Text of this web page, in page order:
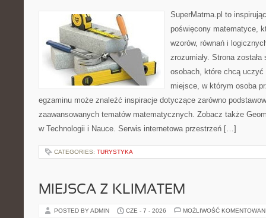
SuperMatma.pl to
poświęcony matematyce,
wzorów, równań i
zrozumiały. Strona
osobach, które chcą
miejsce, w którym osoba
egzaminu może znaleźć inspiracje dotyczące zarówno
zaawansowanych tematów matematycznych. Zobacz także
w Technologii i Nauce. Serwis internetowa przestrzeń […]
CATEGORIES: TURYSTYKA
MIEJSCA Z KLIMATEM
POSTED BY ADMIN CZE - 7 - 2026 MOŻLIWOŚĆ